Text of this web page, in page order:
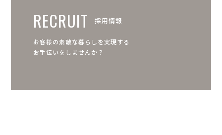
RECRUIT 採用情報
お客様の素敵な暮らしを実現する
お手伝いをしませんか？